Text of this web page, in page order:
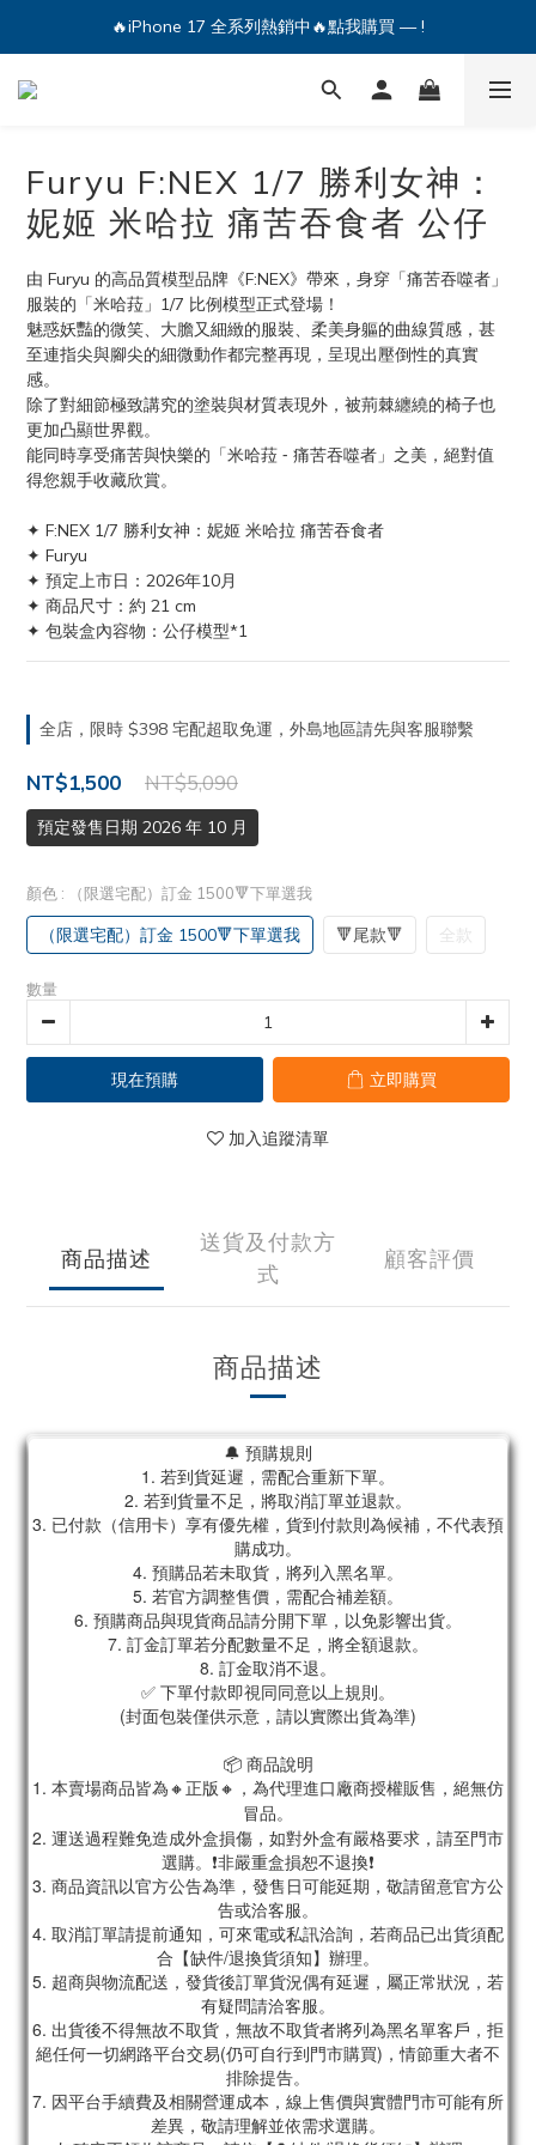
🔥iPhone 17 全系列熱銷中🔥點我購買 — !
🔥iPhone 17 全系列熱銷中🔥點我購買 — !
💕加入Q哥 Line 新好友領優惠券！🎫
Furyu F:NEX 1/7 勝利女神：
妮姬 米哈拉 痛苦吞食者 公仔
由 Furyu 的高品質模型品牌《F:NEX》帶來，身穿「痛苦吞噬者」
服裝的「米哈菈」1/7 比例模型正式登場！
魅惑妖豔的微笑、大膽又細緻的服裝、柔美身軀的曲線質感，甚
至連指尖與腳尖的細微動作都完整再現，呈現出壓倒性的真實
感。
除了對細節極致講究的塗裝與材質表現外，被荊棘纏繞的椅子也
更加凸顯世界觀。
能同時享受痛苦與快樂的「米哈菈 ‐ 痛苦吞噬者」之美，絕對值
得您親手收藏欣賞。
✦ F:NEX 1/7 勝利女神：妮姬 米哈拉 痛苦吞食者
✦ Furyu
✦ 預定上市日：2026年10月
✦ 商品尺寸：約 21 cm
✦ 包裝盒內容物：公仔模型*1
全店，限時 $398 宅配超取免運，外島地區請先與客服聯繫
NT$5,090
NT$1,500
預定發售日期 2026 年 10 月
顏色 : （限選宅配）訂金 1500🔻下單選我
（限選宅配）訂金 1500🔻下單選我 🔻尾款🔻 全款
數量
現在預購 立即購買
加入追蹤清單
商品描述
送貨及付款方
式
顧客評價
商品描述
🔔 預購規則
1. 若到貨延遲，需配合重新下單。
2. 若到貨量不足，將取消訂單並退款。
3. 已付款（信用卡）享有優先權，貨到付款則為候補，不代表預
購成功。
4. 預購品若未取貨，將列入黑名單。
5. 若官方調整售價，需配合補差額。
6. 預購商品與現貨商品請分開下單，以免影響出貨。
7. 訂金訂單若分配數量不足，將全額退款。
8. 訂金取消不退。
✅ 下單付款即視同同意以上規則。
(封面包裝僅供示意，請以實際出貨為準)
📦 商品說明
1. 本賣場商品皆為🔸正版🔸，為代理進口廠商授權販售，絕無仿
冒品。
2. 運送過程難免造成外盒損傷，如對外盒有嚴格要求，請至門市
選購。❗非嚴重盒損恕不退換❗
3. 商品資訊以官方公告為準，發售日可能延期，敬請留意官方公
告或洽客服。
4. 取消訂單請提前通知，可來電或私訊洽詢，若商品已出貨須配
合【缺件/退換貨須知】辦理。
5. 超商與物流配送，發貨後訂單貨況偶有延遲，屬正常狀況，若
有疑問請洽客服。
6. 出貨後不得無故不取貨，無故不取貨者將列為黑名單客戶，拒
絕任何一切網路平台交易(仍可自行到門市購買)，情節重大者不
排除提告。
7. 因平台手續費及相關營運成本，線上售價與實體門市可能有所
差異，敬請理解並依需求選購。